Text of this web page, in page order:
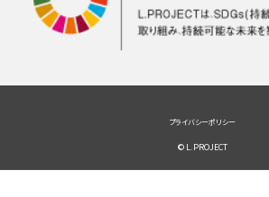
プライバシーポリシー
© L.PROJECT